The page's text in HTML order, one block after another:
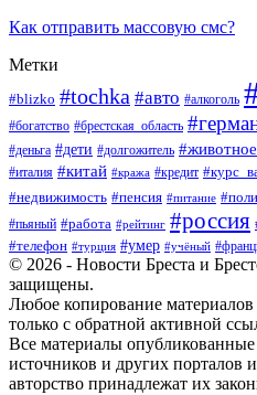
Как отправить массовую смс?
Метки
#blizko #tochka #авто #алкоголь
#богатство #брестская_область
#деньга #дети #долгожитель #животное
#италия #китай #кража #кредит
#недвижимость #пенсия #питание
#пьяный #работа #рейтинг #россия
#телефон #турция #умер #учёный
© 2026 - Новости Бреста и
защищены.
Любое копирование материалов
только с обратной активной
Все материалы
источников и других порталов
авторство принадлежат их